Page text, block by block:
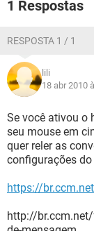
1 Respostas
RESPOSTA 1 / 1
lili
18 abr 2010
Se você ativou o
seu mouse em
quer reler as
configurações
https://
http://